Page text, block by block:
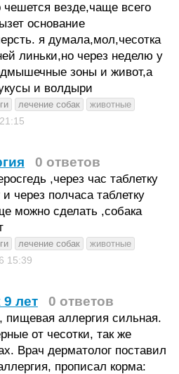
чешется везде,чаще всего
основание
я думала,мол,чесотка
линьки,но через неделю у
зоны и живот,а
и волдыри
лечение собак животные
21:15
0 ответов
,через час таблетку
через полчаса таблетку
можно сделать ,собака
лечение собак животные
15:39
лет 0 ответов
пищевая аллергия сильная.
от чесотки, так же
Врач дерматолог поставил
прописал корма: